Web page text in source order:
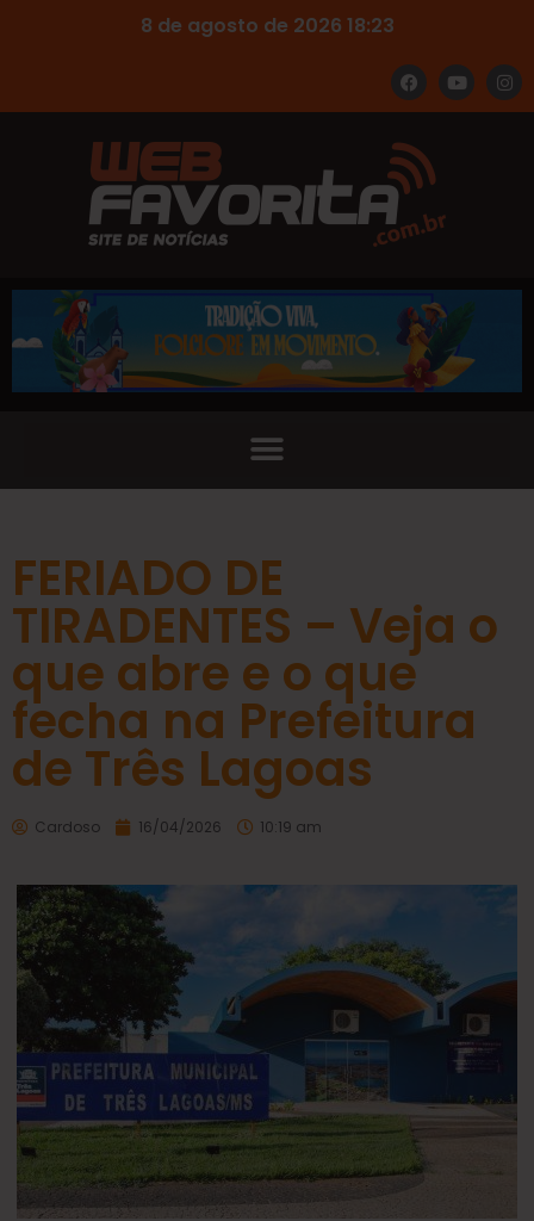
8 de agosto de 2026 18:23
FERIADO DE
TIRADENTES – Veja o
que abre e o que
fecha na Prefeitura
de Três Lagoas
Cardoso 16/04/2026 10:19 am